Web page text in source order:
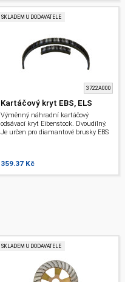
SKLADEM U DODAVATELE
3722A000
Kartáčový kryt EBS, ELS
Výměnný náhradní kartáčový
odsávací kryt Eibenstock. Dvoudílný.
Je určen pro diamantové brusky EBS
359.37 Kč
SKLADEM U DODAVATELE